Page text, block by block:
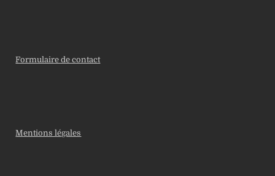
Formulaire de contact
Mentions légales